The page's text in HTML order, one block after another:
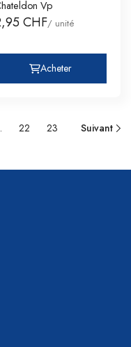
Vp
CHF/ unité
Acheter
22 23 Suivant